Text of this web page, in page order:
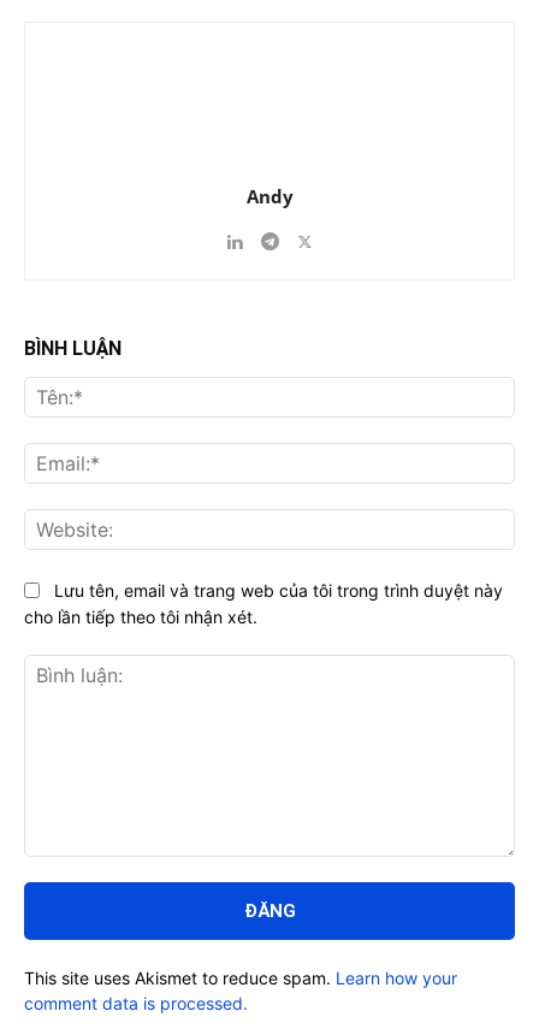
Andy
BÌNH LUẬN
luận:
Lưu tên, email và trang web của tôi trong trình duyệt này
cho lần tiếp theo tôi nhận xét.
This site uses Akismet to reduce spam. Learn how your
comment data is processed.